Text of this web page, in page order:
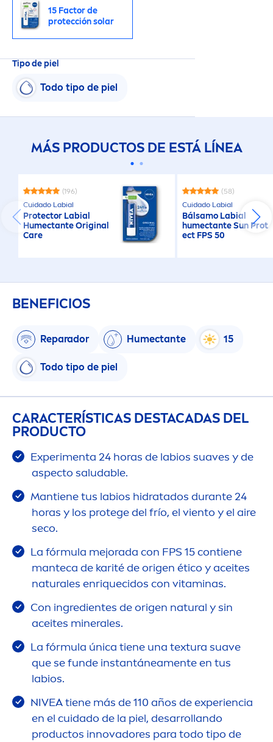
15 Factor de
protección solar
Tipo de piel
Todo tipo de piel
MÁS PRODUCTOS DE ESTÁ LÍNEA
(196)
Cuidado Labial
Protector Labial
HumectanteOriginal
Care
(58)
Cuidado Labial
Bálsamo Labial
humectanteSun Prot
ect FPS 50
BENEFICIOS
Reparador Humectante 15
Todo tipo de piel
CARACTERÍSTICAS DESTACADAS DEL
PRODUCTO
Experimenta 24 horas de labios suaves y de
aspecto saludable.
Mantiene tus labios hidratados durante 24
horas y los protege del frío, el viento y el aire
seco.
La fórmula mejorada con FPS 15 contiene
manteca de karité de origen ético y aceites
naturales enriquecidos con vitaminas.
Con ingredientes de origen natural y sin
aceites minerales.
La fórmula única tiene una textura suave
que se funde instantáneamente en tus
labios.
NIVEAtiene más de 110 años de experiencia
en el cuidado de la piel, desarrollando
productos innovadores para todo tipo de